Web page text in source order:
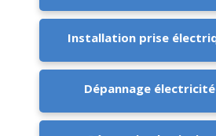
Installation prise
Dépannage électricité